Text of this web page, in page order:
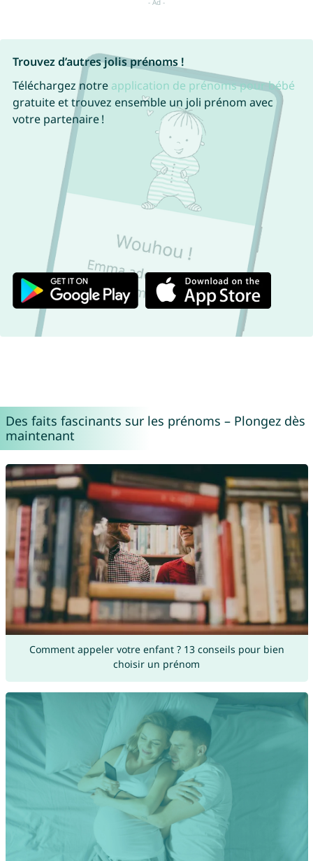
Trouvez d’autres jolis prénoms !
Téléchargez notre application de prénoms pour bébé
gratuite et trouvez ensemble un joli prénom avec
votre partenaire !
Des faits fascinants sur les prénoms – Plongez dès
maintenant
Comment appeler votre enfant ? 13 conseils pour bien
choisir un prénom